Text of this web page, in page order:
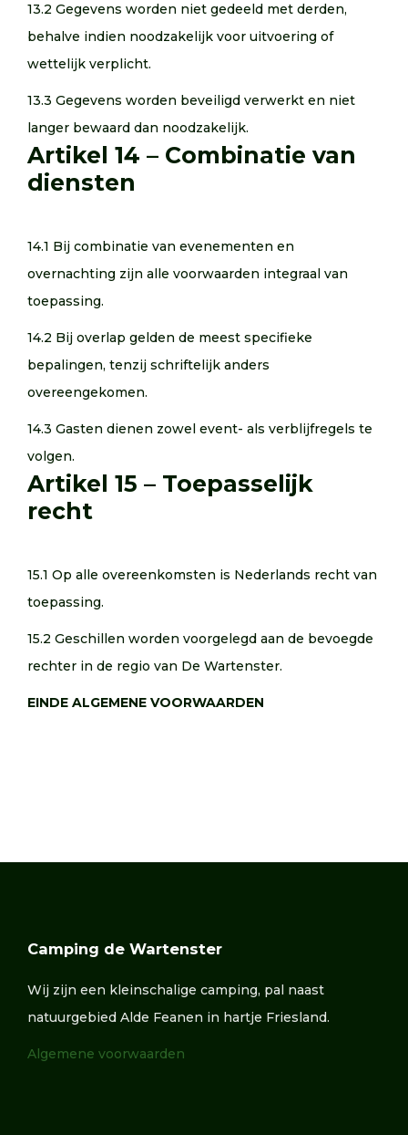
13.2 Gegevens worden niet gedeeld met derden,
behalve indien noodzakelijk voor uitvoering of
wettelijk verplicht.
13.3 Gegevens worden beveiligd verwerkt en niet
langer bewaard dan noodzakelijk.
Artikel 14 – Combinatie van
diensten
14.1 Bij combinatie van evenementen en
overnachting zijn alle voorwaarden integraal van
toepassing.
14.2 Bij overlap gelden de meest specifieke
bepalingen, tenzij schriftelijk anders
overeengekomen.
14.3 Gasten dienen zowel event- als verblijfregels te
volgen.
Artikel 15 – Toepasselijk
recht
15.1 Op alle overeenkomsten is Nederlands recht van
toepassing.
15.2 Geschillen worden voorgelegd aan de bevoegde
rechter in de regio van De Wartenster.
EINDE ALGEMENE VOORWAARDEN
Camping de Wartenster
Wij zijn een kleinschalige camping, pal naast
natuurgebied Alde Feanen in hartje Friesland.
Algemene voorwaarden